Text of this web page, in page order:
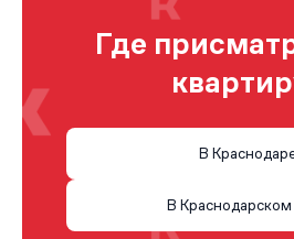
Где
В
В Краснодарском